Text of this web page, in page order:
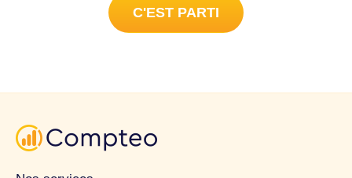
C'EST PARTI